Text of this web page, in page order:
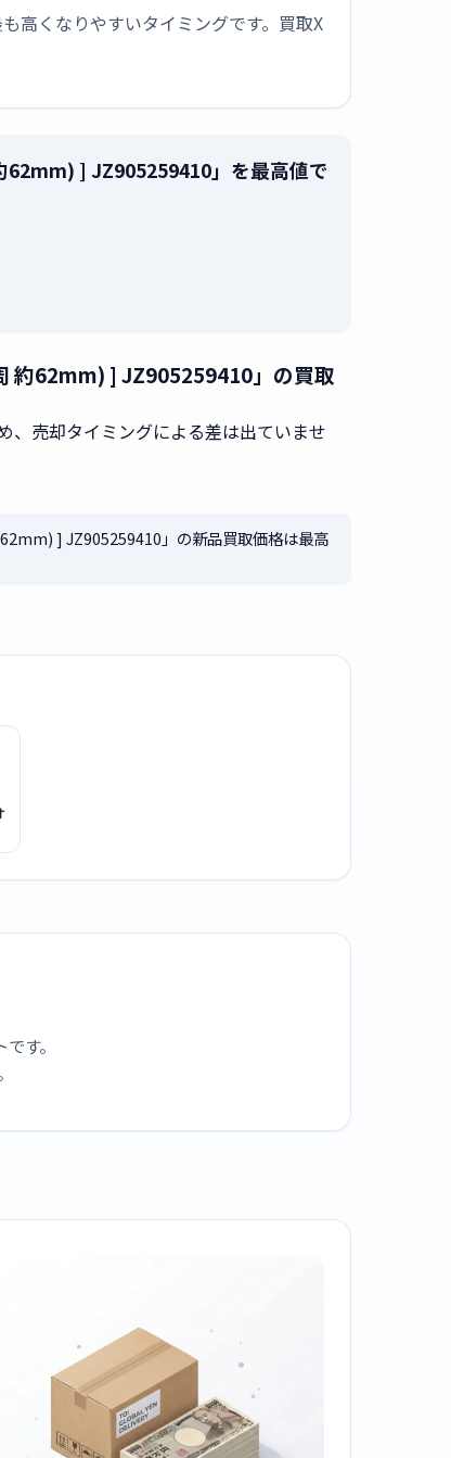
高くなりやすいタイミングです。買取X
] JZ905259410」を最高値で
約62mm) ] JZ905259410」の買取
、売却タイミングによる差は出ていませ
] JZ905259410」の新品買取価格は最高
す。